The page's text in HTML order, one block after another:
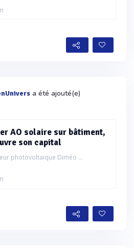
a été ajouté(e)
AO solaire sur bâtiment,
son capital
photovoltaïque Diméo ...